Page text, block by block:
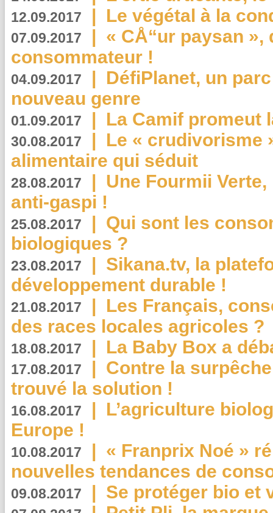
12.09.2017 | Le végétal à la
07.09.2017 | « CÅ“ur paysan
consommateur !
04.09.2017 | DéfiPlanet, un
nouveau genre
01.09.2017 | La Camif promeut
30.08.2017 | Le « crudivorisme
alimentaire qui séduit
28.08.2017 | Une Fourmii
anti-gaspi !
25.08.2017 | Qui sont les
biologiques ?
23.08.2017 | Sikana.tv, la
développement durable !
21.08.2017 | Les Français,
des races locales agricoles ?
18.08.2017 | La Baby Box a
17.08.2017 | Contre la
trouvé la solution !
16.08.2017 | L’agriculture
Europe !
10.08.2017 | « Franprix Noé »
nouvelles tendances de
09.08.2017 | Se protéger bio et